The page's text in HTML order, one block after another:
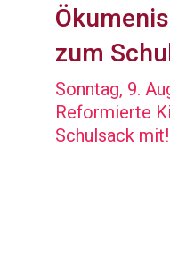
zum
Sonntag, 9.
Reformierte Kirche
Schulsack mit!